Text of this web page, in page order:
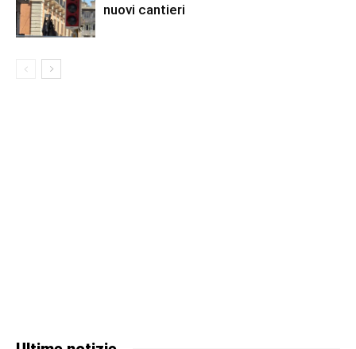
nuovi cantieri